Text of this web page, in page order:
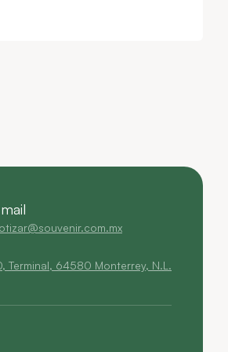
Terminal, 64580 Monterrey, N.L.